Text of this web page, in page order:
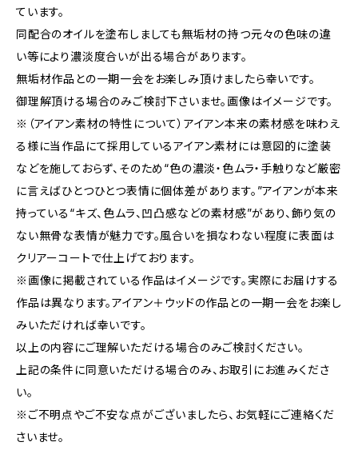
ています。
同配合のオイルを塗布しましても無垢材の持つ元々の色味の違
い等により濃淡度合いが出る場合があります。
無垢材作品との一期一会をお楽しみ頂けましたら幸いです。
御理解頂ける場合のみご検討下さいませ。画像はイメージです。
※（アイアン素材の特性について）アイアン本来の素材感を味わえ
る様に当作品にて採用しているアイアン素材には意図的に塗装
などを施しておらず、そのため“色の濃淡・色ムラ・手触りなど厳密
に言えばひとつひとつ表情に個体差があります。”アイアンが本来
持っている“キズ、色ムラ、凹凸感などの素材感”があり、飾り気の
ない無骨な表情が魅力です。風合いを損なわない程度に表面は
クリアーコートで仕上げております。
※画像に掲載されている作品はイメージです。実際にお届けする
作品は異なります。アイアン＋ウッドの作品との一期一会をお楽し
みいただければ幸いです。
以上の内容にご理解いただける場合のみご検討ください。
上記の条件に同意いただける場合のみ、お取引にお進みくださ
い。
※ご不明点やご不安な点がございましたら、お気軽にご連絡くだ
さいませ。